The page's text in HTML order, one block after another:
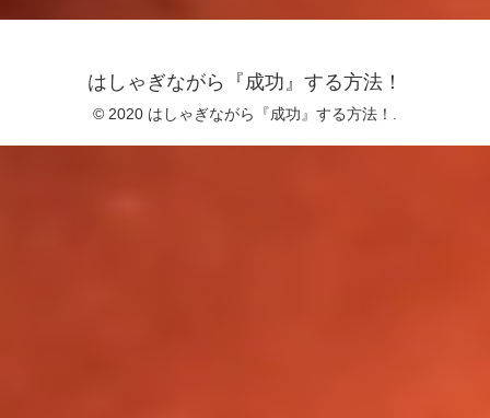
はしゃぎながら『成功』する方法！
© 2020 はしゃぎながら『成功』する方法！.